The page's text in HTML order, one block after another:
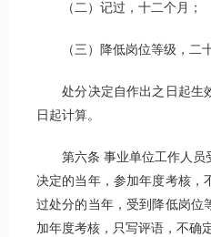
（二）记过，十二个月；
（三）降低岗位等级，二十
处分决定自作出之日起生
日起计算。
第六条 事业单位工作人员
决定的当年，参加年度考核，
过处分的当年，受到降低岗位
加年度考核，只写评语，不确